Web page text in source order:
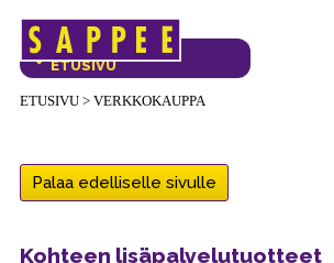
Päävalikko
ETUSIVU> VERKKOKAUPPA
VERKKOKAUPAN
ETUSIVU
Palaa edelliselle sivulle
Kohteen lisäpalvelutuotteet